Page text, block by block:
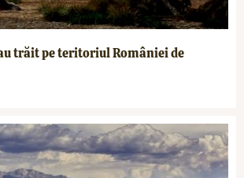
trăit pe teritoriul României de